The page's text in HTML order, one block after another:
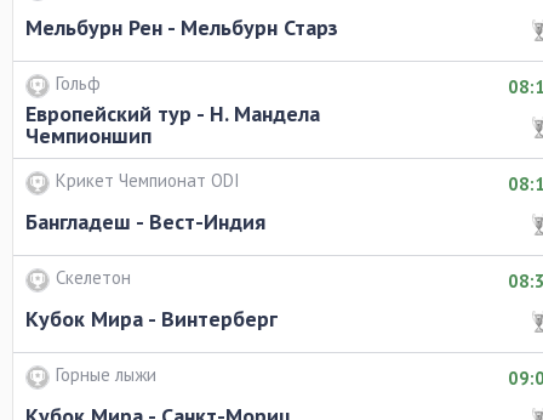
Мельбурн Рен - Мельбурн Старз
Гольф
Европейский тур - Н. Мандела
Чемпионшип
Крикет Чемпионат ODI
Бангладеш - Вест-Индия
Скелетон
Кубок Мира - Винтерберг
Горные лыжи